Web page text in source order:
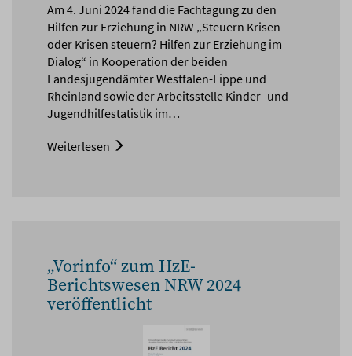
Am 4. Juni 2024 fand die Fachtagung zu den
Hilfen zur Erziehung in NRW „Steuern Krisen
oder Krisen steuern? Hilfen zur Erziehung im
Dialog“ in Kooperation der beiden
Landesjugendämter Westfalen-Lippe und
Rheinland sowie der Arbeitsstelle Kinder- und
Jugendhilfestatistik im…
Weiterlesen
„Vorinfo“ zum HzE-
Berichtswesen NRW 2024
veröffentlicht